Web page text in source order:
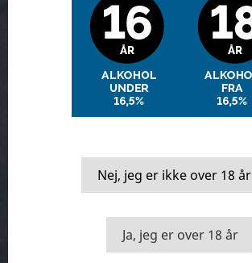
Arrangementer
Smage kasser
Nej, jeg er ikke over 18 år
Ja, jeg er over 18 år